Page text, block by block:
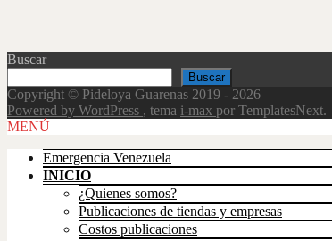
Buscar
Buscar
Copyright © Pideloya Guarenas 2019 - 2026
Powered by WordPress , tema i-max por TemplatesNext.
Scroll
MENÚ
Emergencia Venezuela
INICIO
¿Quienes somos?
Publicaciones de tiendas y empresas
Costos publicaciones